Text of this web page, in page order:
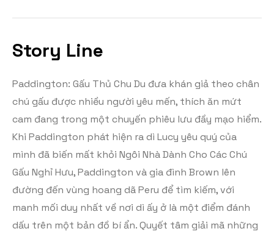
Story Line
Paddington: Gấu Thủ Chu Du đưa khán giả theo chân
chú gấu được nhiều người yêu mến, thích ăn mứt
cam đang trong một chuyến phiêu lưu đầy mạo hiểm.
Khi Paddington phát hiện ra dì Lucy yêu quý của
mình đã biến mất khỏi Ngôi Nhà Dành Cho Các Chú
Gấu Nghỉ Hưu, Paddington và gia đình Brown lên
đường đến vùng hoang dã Peru để tìm kiếm, với
manh mối duy nhất về nơi dì ấy ở là một điểm đánh
dấu trên một bản đồ bí ẩn. Quyết tâm giải mã những